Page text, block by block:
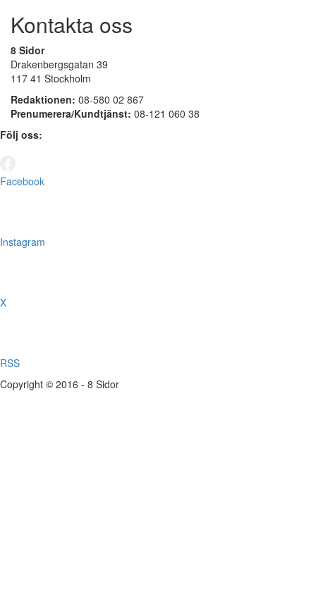
Kontakta oss
8 Sidor
Drakenbergsgatan 39
117 41 Stockholm
Redaktionen: 08-580 02 867
Prenumerera/Kundtjänst: 08-121 060 38
Följ oss:
Facebook
Instagram
X
RSS
Copyright © 2016 - 8 Sidor